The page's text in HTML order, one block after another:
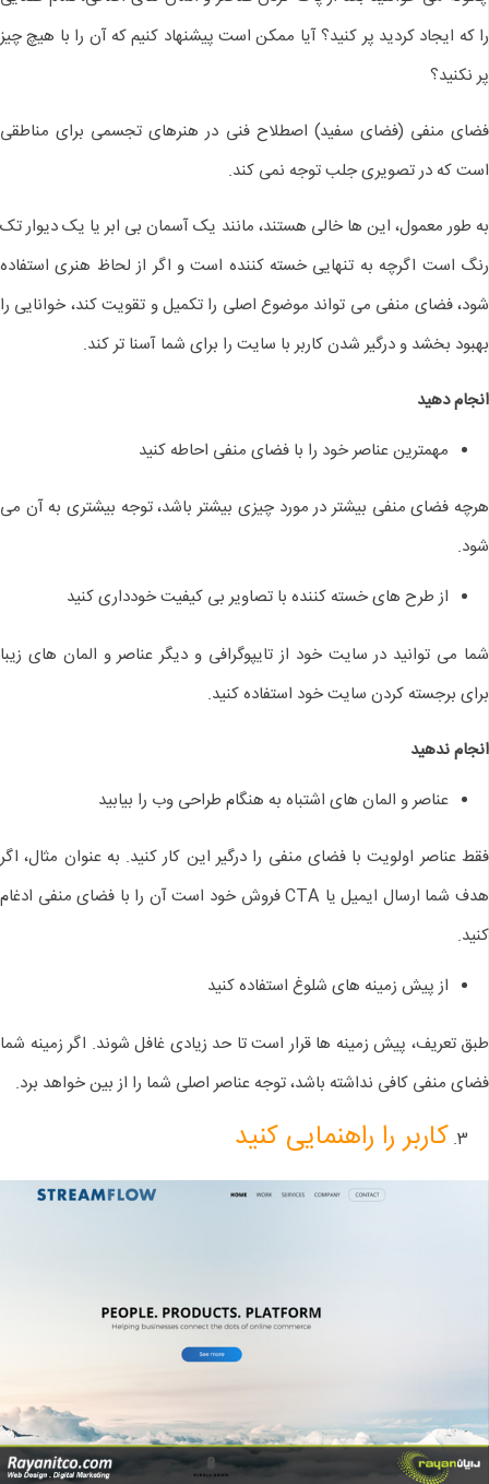
را که ایجاد کردید پر کنید؟ آیا ممکن است پیشنهاد کنیم که آن را با هیچ چیز
پر نکنید؟
فضای منفی (فضای سفید) اصطلاح فنی در هنرهای تجسمی برای مناطقی
است که در تصویری جلب توجه نمی کند.
به طور معمول، این ها خالی هستند، مانند یک آسمان بی ابر یا یک دیوار تک
رنگ است اگرچه به تنهایی خسته کننده است و اگر از لحاظ هنری استفاده
شود، فضای منفی می تواند موضوع اصلی را تکمیل و تقویت کند، خوانایی را
بهبود بخشد و درگیر شدن کاربر با سایت را برای شما آسنا تر کند.
انجام دهید
مهمترین عناصر خود را با فضای منفی احاطه کنید
هرچه فضای منفی بیشتر در مورد چیزی بیشتر باشد، توجه بیشتری به آن می
شود.
از طرح های خسته کننده با تصاویر بی کیفیت خودداری کنید
شما می توانید در سایت خود از تایپوگرافی و دیگر عناصر و المان های زیبا
برای برجسته کردن سایت خود استفاده کنید.
انجام ندهید
عناصر و المان های اشتباه به هنگام طراحی وب را بیابید
فقط عناصر اولویت با فضای منفی را درگیر این کار کنید. به عنوان مثال، اگر
هدف شما ارسال ایمیل یا CTA فروش خود است آن را با فضای منفی ادغام
کنید.
از پیش زمینه های شلوغ استفاده کنید
طبق تعریف، پیش زمینه ها قرار است تا حد زیادی غافل شوند. اگر زمینه شما
فضای منفی کافی نداشته باشد، توجه عناصر اصلی شما را از بین خواهد برد.
کاربر را راهنمایی کنید